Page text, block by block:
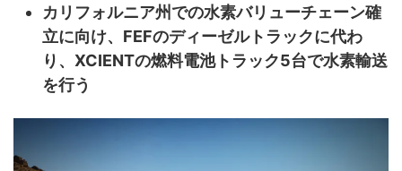
カリフォルニア州での水素バリューチェーン確
立に向け、FEFのディーゼルトラックに代わ
り、XCIENTの燃料電池トラック5台で水素輸送
を行う